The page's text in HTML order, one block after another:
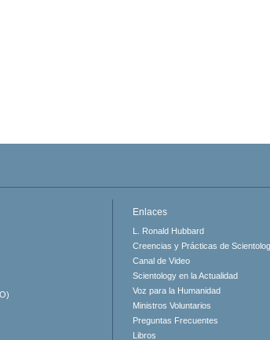
Enlaces
L. Ronald Hubbard
Creencias y Prácticas de
Canal de Video
Scientology en la Actualidad
Voz para la Humanidad
Ministros Voluntarios
Preguntas Frecuentes
Libros